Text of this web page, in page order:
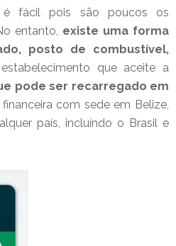
é fácil pois são poucos os
entanto, existe uma forma
posto de combustível,
que aceite a
pode ser recarregado em
com sede em Belize,
país, incluíndo o Brasil e